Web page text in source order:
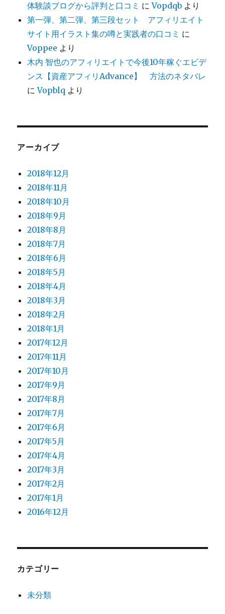
体験談ブログから評判と口コミ にVopdqb より
第一弾、第二弾、第三段セット アフィリエイト
サイト用イラスト集の噂と実践者の口コミ に
Voppee より
木内 智也のアフィリエイトで今後10年稼ぐエビデ
ンス【資産アフィリAdvance】 方法のネタバレ
にVopblq より
アーカイブ
2018年12月
2018年11月
2018年10月
2018年9月
2018年8月
2018年7月
2018年6月
2018年5月
2018年4月
2018年3月
2018年2月
2018年1月
2017年12月
2017年11月
2017年10月
2017年9月
2017年8月
2017年7月
2017年6月
2017年5月
2017年4月
2017年3月
2017年2月
2017年1月
2016年12月
カテゴリー
未分類